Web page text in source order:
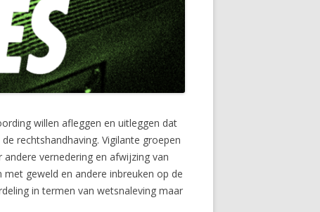
willen afleggen en uitleggen dat
rechtshandhaving. Vigilante groepen
vernedering en afwijzing van
geweld en andere inbreuken op de
in termen van wetsnaleving maar